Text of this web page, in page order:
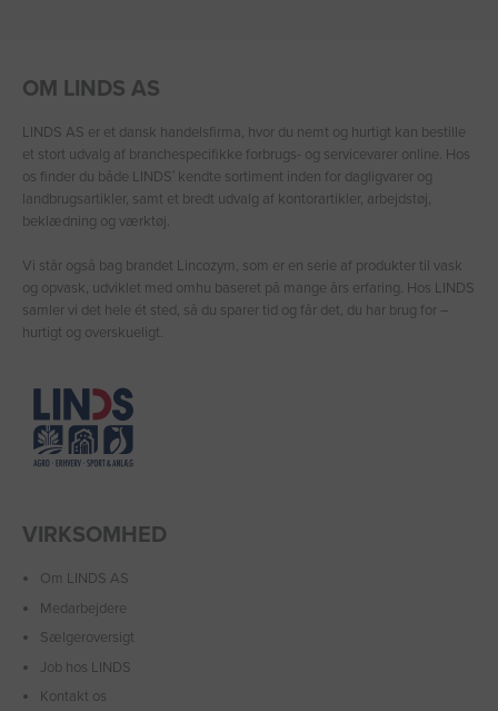
OM LINDS AS
LINDS AS er et dansk handelsfirma, hvor du nemt og hurtigt kan bestille
et stort udvalg af branchespecifikke forbrugs- og servicevarer online. Hos
os finder du både LINDS′ kendte sortiment inden for dagligvarer og
landbrugsartikler, samt et bredt udvalg af kontorartikler, arbejdstøj,
beklædning og værktøj.
Vi står også bag brandet Lincozym, som er en serie af produkter til vask
og opvask, udviklet med omhu baseret på mange års erfaring. Hos LINDS
samler vi det hele ét sted, så du sparer tid og får det, du har brug for –
hurtigt og overskueligt.
VIRKSOMHED
Om LINDS AS
Medarbejdere
Sælgeroversigt
Job hos LINDS
Kontakt os